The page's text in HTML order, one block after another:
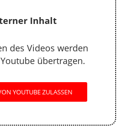
Inhalt
des Videos werden
übertragen.
YOUTUBE ZULASSEN